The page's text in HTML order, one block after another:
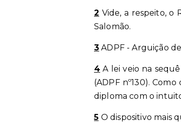
2 Vide, a respeito, o
Salomão.
3 ADPF - Arguição
4 A lei veio na
(ADPF nº130).
diploma com o
5 O dispositivo mais